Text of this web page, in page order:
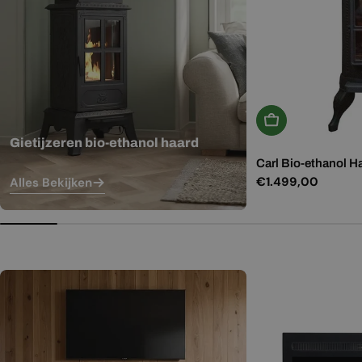
Gietijzeren bio-ethanol haard
Alles Bekijken
In Winkelwagen
Carl Bio-ethanol
Normale
€1.499,00